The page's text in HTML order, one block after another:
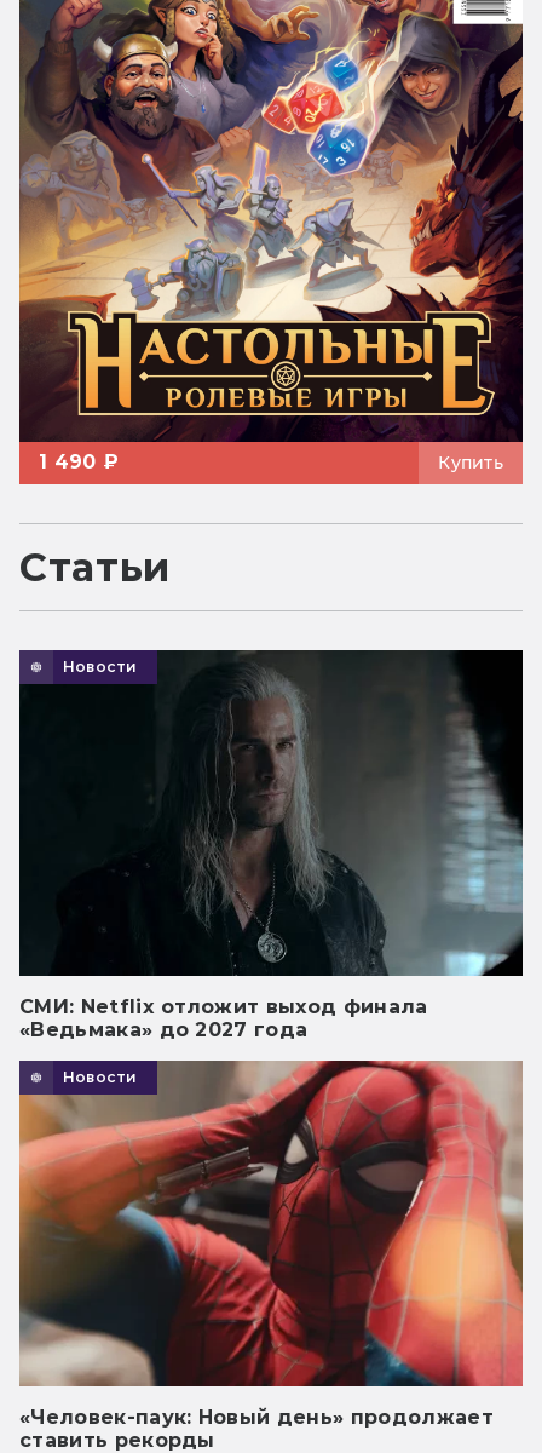
1 490 ₽ Купить
Статьи
Новости
СМИ: Netflix отложит выход финала
«Ведьмака» до 2027 года
Новости
«Человек-паук: Новый день» продолжает
ставить рекорды